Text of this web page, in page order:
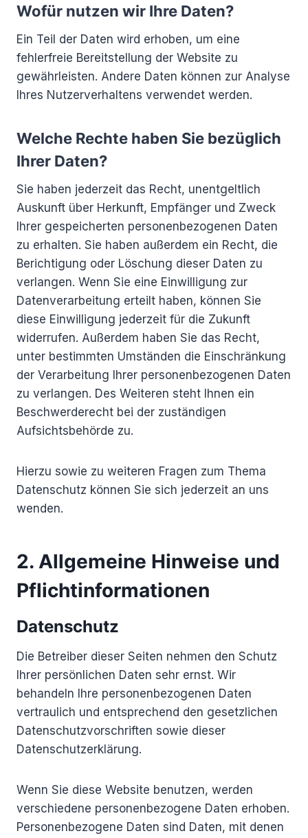
Wofür nutzen wir Ihre Daten?
Ein Teil der Daten wird erhoben, um eine
fehlerfreie Bereitstellung der Website zu
gewährleisten. Andere Daten können zur Analyse
Ihres Nutzerverhaltens verwendet werden.
Welche Rechte haben Sie bezüglich
Ihrer Daten?
Sie haben jederzeit das Recht, unentgeltlich
Auskunft über Herkunft, Empfänger und Zweck
Ihrer gespeicherten personenbezogenen Daten
zu erhalten. Sie haben außerdem ein Recht, die
Berichtigung oder Löschung dieser Daten zu
verlangen. Wenn Sie eine Einwilligung zur
Datenverarbeitung erteilt haben, können Sie
diese Einwilligung jederzeit für die Zukunft
widerrufen. Außerdem haben Sie das Recht,
unter bestimmten Umständen die Einschränkung
der Verarbeitung Ihrer personenbezogenen Daten
zu verlangen. Des Weiteren steht Ihnen ein
Beschwerderecht bei der zuständigen
Aufsichtsbehörde zu.
Hierzu sowie zu weiteren Fragen zum Thema
Datenschutz können Sie sich jederzeit an uns
wenden.
2. Allgemeine Hinweise und
Pflicht­informationen
Datenschutz
Die Betreiber dieser Seiten nehmen den Schutz
Ihrer persönlichen Daten sehr ernst. Wir
behandeln Ihre personenbezogenen Daten
vertraulich und entsprechend den gesetzlichen
Datenschutzvorschriften sowie dieser
Datenschutzerklärung.
Wenn Sie diese Website benutzen, werden
verschiedene personenbezogene Daten erhoben.
Personenbezogene Daten sind Daten, mit denen